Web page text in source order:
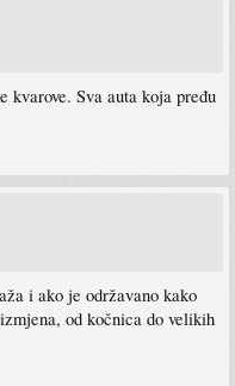
kvarove. Sva auta koja pređu
i ako je održavano kako
od kočnica do velikih